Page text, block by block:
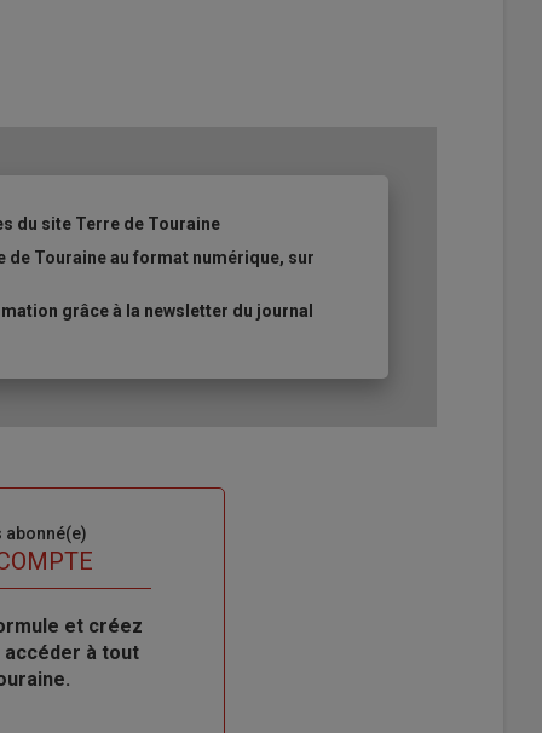
du site Terre de Touraine
de Touraine au format numérique, sur
grâce à la newsletter du journal
abonné(e)
et créez
à tout